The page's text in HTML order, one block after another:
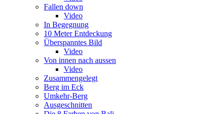
Fallen down
Video
In Begegnung
10 Meter Entdeckung
Überspanntes Bild
Video
Von innen nach aussen
Video
Zusammengelegt
Berg im Eck
Umkehr-Berg
Ausgeschnitten